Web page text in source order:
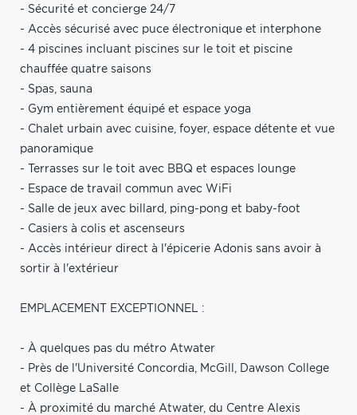
- Sécurité et concierge 24/7
- Accès sécurisé avec puce électronique et interphone
- 4 piscines incluant piscines sur le toit et piscine
chauffée quatre saisons
- Spas, sauna
- Gym entièrement équipé et espace yoga
- Chalet urbain avec cuisine, foyer, espace détente et vue
panoramique
- Terrasses sur le toit avec BBQ et espaces lounge
- Espace de travail commun avec WiFi
- Salle de jeux avec billard, ping-pong et baby-foot
- Casiers à colis et ascenseurs
- Accès intérieur direct à l'épicerie Adonis sans avoir à
sortir à l'extérieur
EMPLACEMENT EXCEPTIONNEL :
- À quelques pas du métro Atwater
- Près de l'Université Concordia, McGill, Dawson College
et Collège LaSalle
- À proximité du marché Atwater, du Centre Alexis